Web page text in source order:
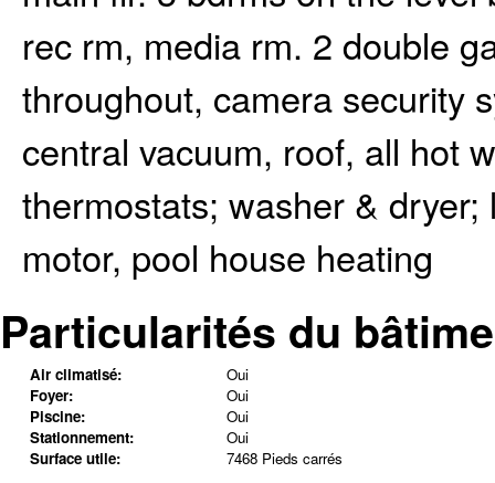
rec rm, media rm. 2 double
throughout, camera security
central vacuum, roof, all hot
thermostats; washer &
motor, pool house heating
Particularités du
Air climatisé:
Oui
Foyer:
Oui
Piscine:
Oui
Stationnement:
Oui
Surface utile:
7468 Pieds carrés